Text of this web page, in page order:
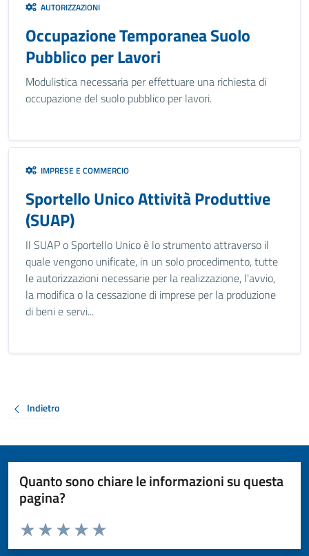
AUTORIZZAZIONI
Occupazione Temporanea Suolo
Pubblico per Lavori
Modulistica necessaria per effettuare una richiesta di
occupazione del suolo pubblico per lavori.
IMPRESE E COMMERCIO
Sportello Unico Attività Produttive
(SUAP)
Il SUAP o Sportello Unico è lo strumento attraverso il
quale vengono unificate, in un solo procedimento, tutte
le autorizzazioni necessarie per la realizzazione, l'avvio,
la modifica o la cessazione di imprese per la produzione
di beni e servi...
Indietro
Quanto sono chiare le informazioni su questa
pagina?
Valuta da 1 a 5 stelle la pagina
Valuta 5 stelle su 5
Valuta 4 stelle su 5
Valuta 3 stelle su 5
Valuta 2 stelle su 5
Valuta 1 stelle su 5